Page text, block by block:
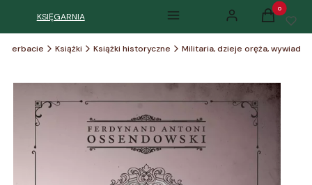
KSIĘGARNIA Menu Zaloguj się Produkty w
Koszyk
Herbacie Książki Książki historyczne Militaria, dzieje oręża, wywiad